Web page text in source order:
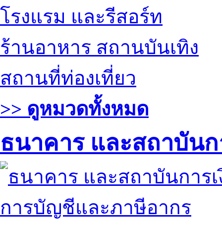
โรงแรม และรีสอร์ท
ร้านอาหาร สถานบันเทิง
สถานที่ท่องเที่ยว
>> ดูหมวดทั้งหมด
ธนาคาร และสถาบันก
การบัญชีและภาษีอากร